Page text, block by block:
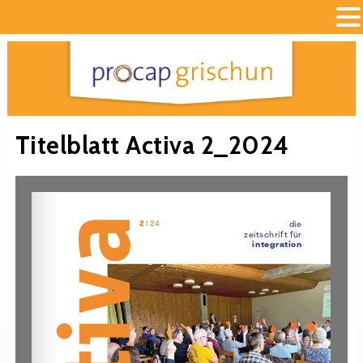
Titelblatt Activa 2_2024